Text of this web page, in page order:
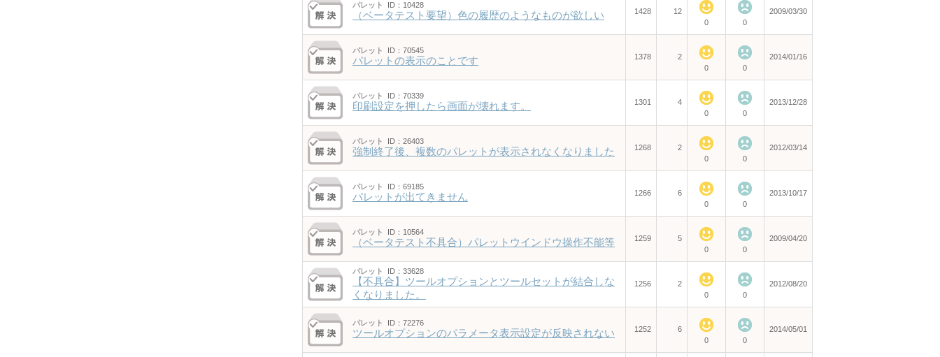
パレット ID：10428
（ベータテスト要望）色の履歴のようなものが欲しい 1428
12
0
0
2009/03/30
パレット ID：70545
パレットの表示のことです 1378
2
0
0
2014/01/16
パレット ID：70339
印刷設定を押したら画面が壊れます。 1301
4
0
0
2013/12/28
パレット ID：26403
強制終了後、複数のパレットが表示されなくなりました 1268
2
0
0
2012/03/14
パレット ID：69185
パレットが出てきません 1266
6
0
0
2013/10/17
パレット ID：10564
（ベータテスト不具合）パレットウインドウ操作不能等 1259
5
0
0
2009/04/20
パレット ID：33628
【不具合】ツールオプションとツールセットが結合しな
くなりました。
1256
2
0
0
2012/08/20
パレット ID：72276
ツールオプションのパラメータ表示設定が反映されない 1252
6
0
0
2014/05/01